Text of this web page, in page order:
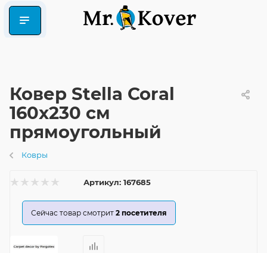
Ковер Stella Coral
160x230 см
прямоугольный
Ковры
Артикул: 167685
Сейчас товар смотрит 2 посетителя